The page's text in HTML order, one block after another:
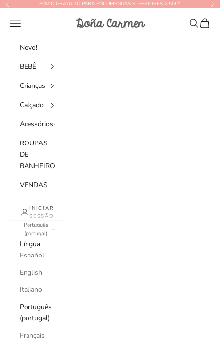
Saltar para o conteúdo
Anterior ENVIO GRATUITO PARA ENCOMENDAS SUPERIORES A 50€*.
Doña Carmen
Menu Pesquisar
Cesto
Novo!
BEBÊ
Crianças
Calçado
Acessórios
ROUPAS
DE
BANHEIRO
VENDAS
INICIAR
SESSÃO
Português
(portugal)
Língua
Español
English
Italiano
Português
(portugal)
Français